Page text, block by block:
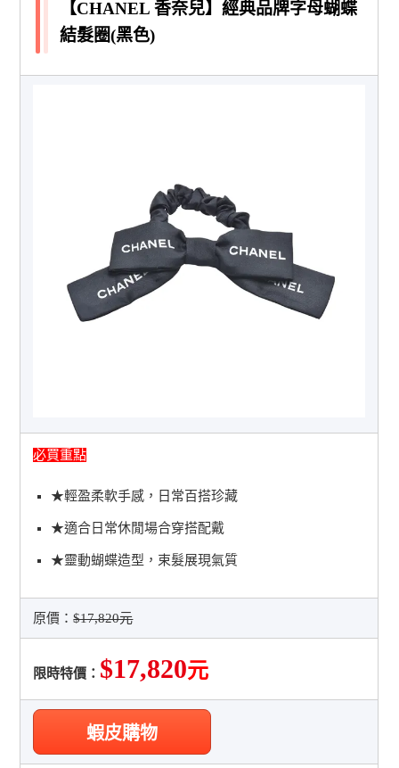
【CHANEL 香奈兒】經典品牌字母蝴蝶
結髮圈(黑色)
必買重點
★輕盈柔軟手感，日常百搭珍藏
★適合日常休閒場合穿搭配戴
★靈動蝴蝶造型，束髮展現氣質
原價：$17,820元
限時特價： $17,820元
蝦皮購物